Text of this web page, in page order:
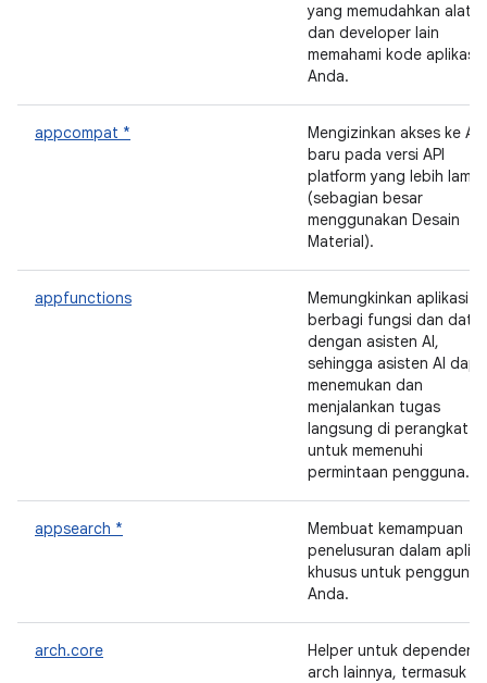
yang memudahkan alat
dan developer lain
memahami kode aplikasi
Anda.
appcompat *
Mengizinkan akses ke API
baru pada versi API
platform yang lebih lama
(sebagian besar
menggunakan Desain
Material).
appfunctions
Memungkinkan aplikasi
berbagi fungsi dan data
dengan asisten AI,
sehingga asisten AI
menemukan dan
menjalankan tugas
langsung di perangkat
untuk memenuhi
permintaan pengguna.
appsearch *
Membuat kemampuan
penelusuran dalam
khusus untuk pengguna
Anda.
arch.core
Helper untuk dependensi
arch lainnya, termasuk